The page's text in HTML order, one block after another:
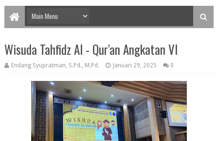
Wisuda Tahfidz Al - Qur'an Angkatan VI
Endang Syupratman, S.Pd., M.Pd. Januari 29, 2025 0